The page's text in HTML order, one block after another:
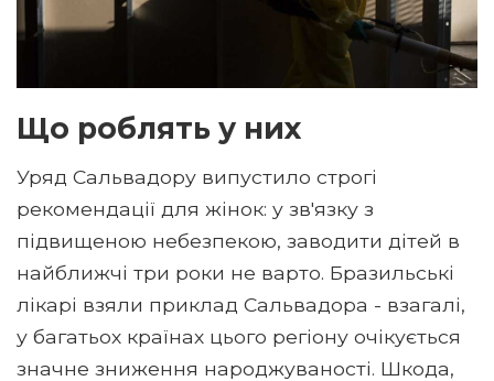
Що роблять у них
Уряд Сальвадору випустило строгі
рекомендації для жінок: у зв'язку з
підвищеною небезпекою, заводити дітей в
найближчі три роки не варто. Бразильські
лікарі взяли приклад Сальвадора - взагалі,
у багатьох країнах цього регіону очікується
значне зниження народжуваності. Шкода,